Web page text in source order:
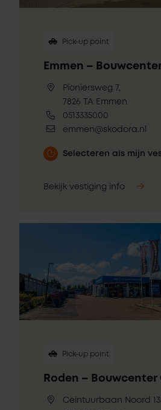
Pick-up point
Emmen –
Pioniersweg 7,
7826 TA Emmen
0513335000
emmen@skodora.nl
Selecteren als mijn
Bekijk vestiging info
Pick-up point
Roden –
Ceintuurbaan Noord